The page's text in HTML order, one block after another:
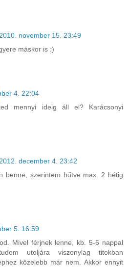
2010. november 15. 23:49
máskor is :)
4. 22:04
mennyi ideig áll el? Karácsonyi
2012. december 4. 23:42
benne, szerintem hűtve max. 2 hétig
5. 16:59
Mivel férjnek lenne, kb. 5-6 nappal
utoljára viszonylag titokban
közelebb már nem. Akkor ennyit